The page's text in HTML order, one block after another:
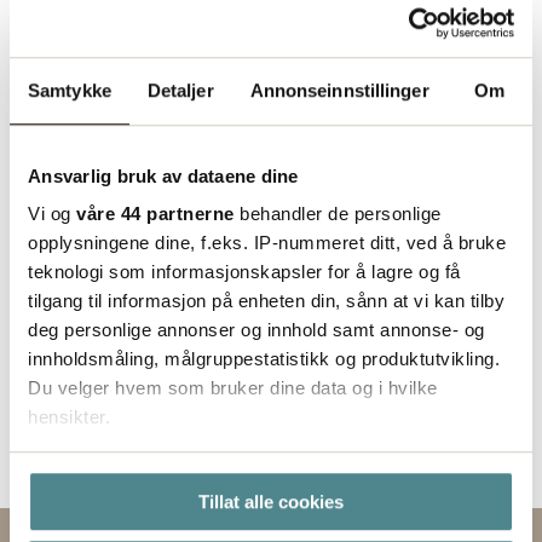
Samtykke Detaljer Annonseinnstillinger Om
Ansvarlig bruk av dataene dine
Vi og våre 44 partnerne behandler de personlige
opplysningene dine, f.eks. IP-nummeret ditt, ved å bruke
teknologi som informasjonskapsler for å lagre og få
tilgang til informasjon på enheten din, sånn at vi kan tilby
deg personlige annonser og innhold samt annonse- og
innholdsmåling, målgruppestatistikk og produktutvikling.
Du velger hvem som bruker dine data og i hvilke
hensikter.
Hvis du gir oss lov, vil vi også gjerne:
Innhente informasjon om den geografiske
beliggenheten din, som kan være nøyaktig innenfor
Tillat alle cookies
leveringstid må påberegnes.